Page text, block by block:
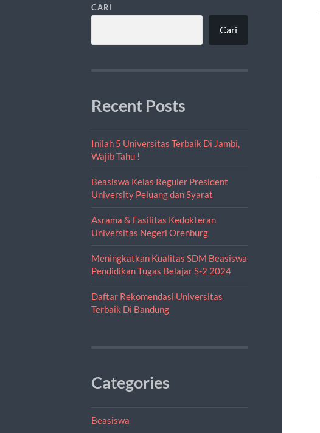
CARI
Cari
Recent Posts
Inilah 5 Universitas Terbaik Di Jambi,
Wajib Tahu !
Beasiswa Kelas Reguler President
University Peluang dan Syarat
Asrama & Fasilitas Kedokteran
Universitas Negeri Orenburg
Meningkatkan Kualitas SDM Beasiswa
Pendidikan Tugas Belajar S-2 2024
Daftar Rekomendasi Universitas
Terbaik Di Bandung
Categories
Beasiswa